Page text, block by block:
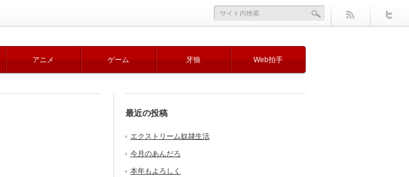
アニメ ゲーム 牙狼 Web拍手
最近の投稿
エクストリーム奴隷生活
今月のあんだろ
本年もよろしく